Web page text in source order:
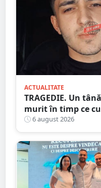
ACTUALITATE
TRAGEDIE. Un
murit în timp ce
de grade
6 august 2026